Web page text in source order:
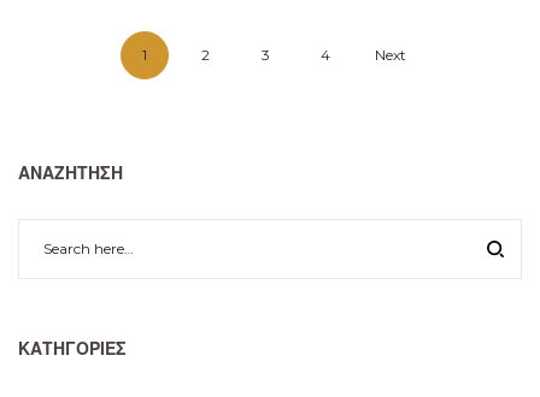
1 2 3 4 Next
ΑΝΑΖΉΤΗΣΗ
ΚΑΤΗΓΟΡΊΕΣ